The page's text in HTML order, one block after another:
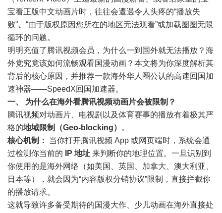
宝看正版中文动画片时，往往会遭遇令人头疼的“播放失
败”、 “由于版权原因您所在的地区无法观看”或加载圈圈无限
循环的问题。
明明充值了腾讯视频会员，为什么一到国外就无法播放？海
外党究竟该如何流畅观看国漫动画？本文将为你深度解析其
背后的核心原因，并推荐一款海外华人圈公认的高速回国加
速神器——SpeedX回国加速器。
一、 为什么在海外看腾讯视频动画片会被限制？
腾讯视频对动画片、电视剧以及体育赛事的播放有着极其严
格的地域限制（Geo-blocking）
。
核心机制：
当你打开腾讯视频 App 或网页端时，系统会通
过检测你当前的
IP 地址 来判断你的地理位置。一旦识别到
你使用的是海外网络（如美国、英国、加拿大、澳大利亚、
日本等），就会因为“内容版权分销协议”限制，直接拦截你
的播放请求。
这就导致许多备受期待的国漫大作、少儿动画在海外直接处